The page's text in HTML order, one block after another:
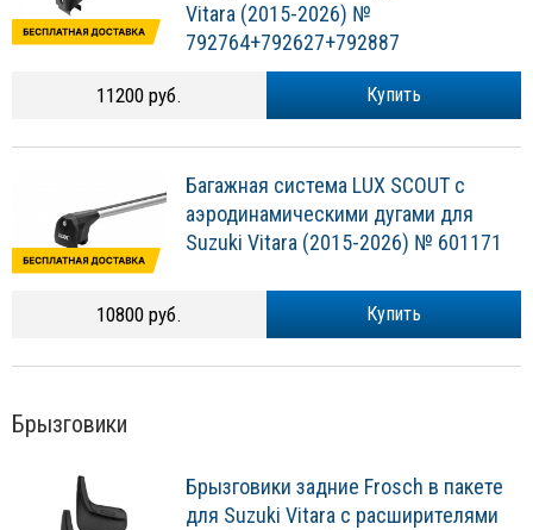
Vitara (2015-2026) №
792764+792627+792887
Купить
11200 руб.
Багажная система LUX SCOUT с
аэродинамическими дугами для
Suzuki Vitara (2015-2026) № 601171
Купить
10800 руб.
Брызговики
Брызговики задние Frosch в пакете
для Suzuki Vitara с расширителями